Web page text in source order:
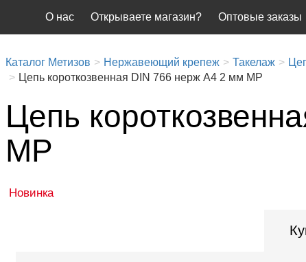
О нас Открываете магазин? Оптовые заказы
Каталог Метизов Нержавеющий крепеж Такелаж
Цепь короткозвенная DIN 766 нерж A4 2 мм MP
Цепь
MP
Новинка